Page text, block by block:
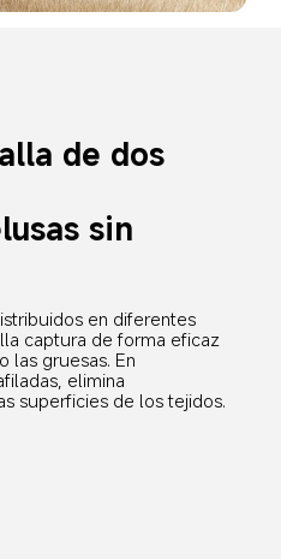
de dos
sin
en diferentes
captura de forma eficaz
las gruesas. En
elimina
superficies de los tejidos.